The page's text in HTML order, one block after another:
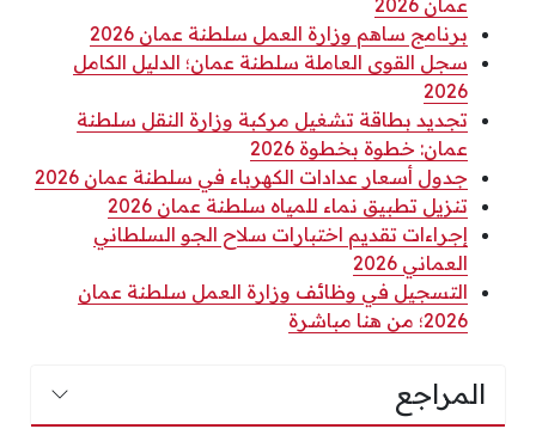
برنامج ساهم وزارة العمل سلطنة عمان 2026
سجل القوى العاملة سلطنة عمان؛ الدليل الكامل
2026
تجديد بطاقة تشغيل مركبة وزارة النقل سلطنة
عمان: خطوة بخطوة 2026
جدول أسعار عدادات الكهرباء في سلطنة عمان 2026
تنزيل تطبيق نماء للمياه سلطنة عمان 2026
إجراءات تقديم اختبارات سلاح الجو السلطاني
العماني 2026
التسجيل في وظائف وزارة العمل سلطنة عمان
2026؛ من هنا مباشرة
المراجع